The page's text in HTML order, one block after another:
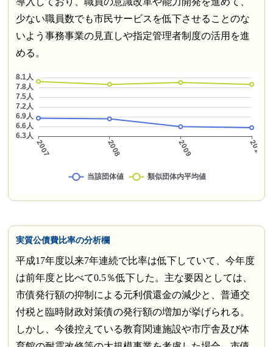
少ない職員数でも市民サービスを低下させることのな
いよう事務事業の見直しや指定管理者制度の活用を進
める。
実質公債費比率の分析欄
平成17年度以来7年連続で比率は低下していて、今年度
は前年度と比べて0.5％低下した。主な要因としては、
市債発行額の抑制による元利償還金の減少と、普通交
付税と臨時財政対策債の発行額の増加が挙げられる。
しかし、今後控えている教育関連施設や市庁舎及び体